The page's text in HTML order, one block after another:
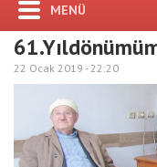
MENÜ
22 Ocak 2019 -22:20